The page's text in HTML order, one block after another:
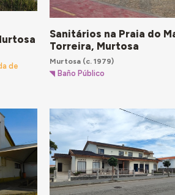
de
Sanitários na Praia do
Torreira, Murtosa
Murtosa (c. 1979)
Baño Público